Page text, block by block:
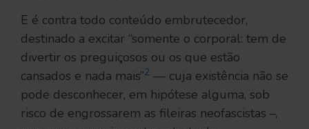
E é contra todo conteúdo embrutecedor,
destinado a excitar “somente o corporal: tem de
divertir os preguiçosos ou os que estão
cansados e nada mais”2 — cuja existência não se
pode desconhecer, em hipótese alguma, sob
risco de engrossarem as fileiras neofascistas –,